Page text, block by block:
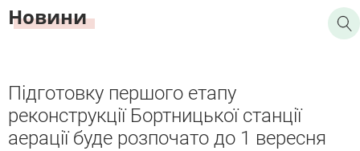
Новини
Підготовку першого етапу
реконструкції Бортницької станції
аерації буде розпочато до 1 вересня